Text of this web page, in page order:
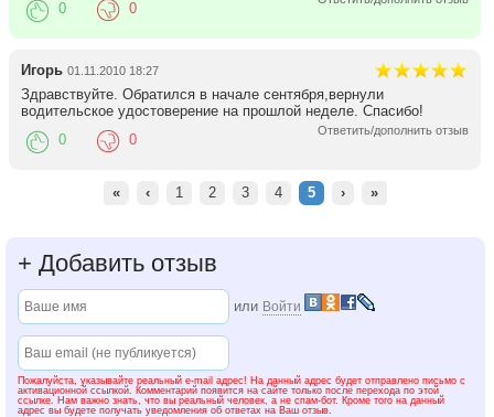
0 0
Игорь 01.11.2010 18:27
Здравствуйте. Обратился в начале сентября,вернули
водительское удостоверение на прошлой неделе. Спасибо!
Ответить/дополнить отзыв
0 0
« ‹ 1 2 3 4 5 › »
+ Добавить отзыв
или Войти
Пожалуйста, указывайте реальный e-mail адрес! На данный адрес будет отправлено письмо с
активационной ссылкой. Комментарий появится на сайте только после перехода по этой
ссылке. Нам важно знать, что вы реальный человек, а не спам-бот. Кроме того на данный
адрес вы будете получать уведомления об ответах на Ваш отзыв.